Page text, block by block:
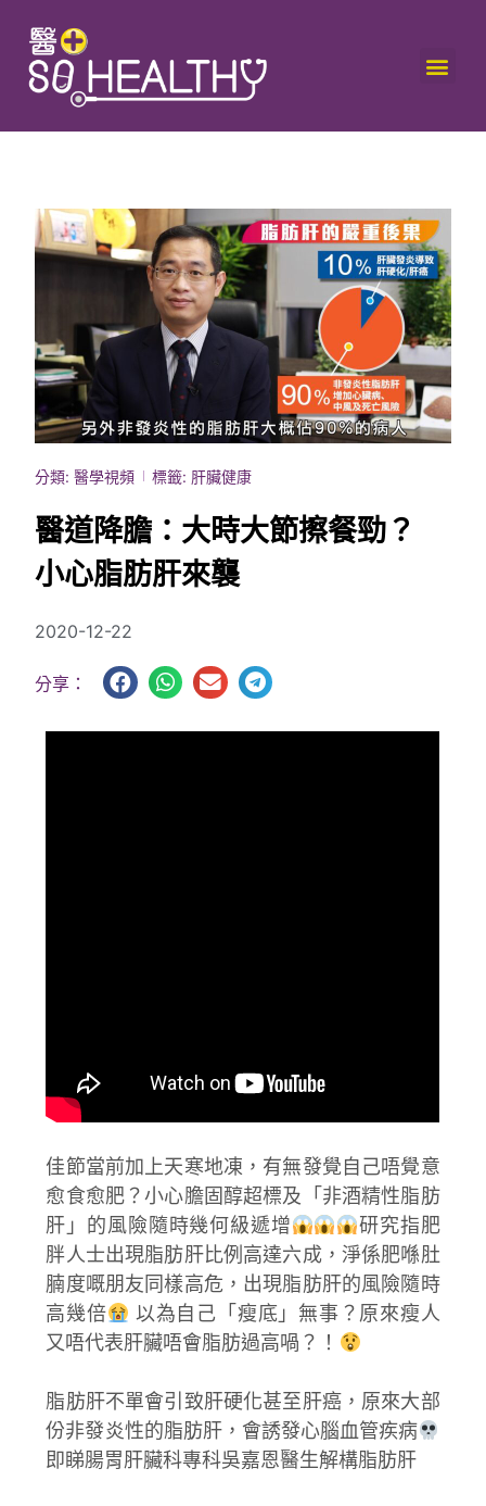
分類: 醫學視頻 標籤: 肝臟健康
醫道降膽：大時大節擦餐勁？
小心脂肪肝來襲
2020-12-22
分享：
佳節當前加上天寒地凍，有無發覺自己唔覺意
愈食愈肥？小心膽固醇超標及「非酒精性脂肪
肝」的風險隨時幾何級遞增
研究指肥
胖人士出現脂肪肝比例高達六成，淨係肥喺肚
腩度嘅朋友同樣高危，出現脂肪肝的風險隨時
高幾倍
以為自己「瘦底」無事？原來瘦人
又唔代表肝臟唔會脂肪過高喎？！
脂肪肝不單會引致肝硬化甚至肝癌，原來大部
份非發炎性的脂肪肝，會誘發心腦血管疾病
即睇腸胃肝臟科專科吳嘉恩醫生解構脂肪肝